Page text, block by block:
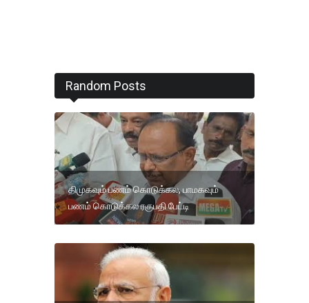
Random Posts
திமுகவும் பணம் கொடுக்கல, பாமகவும்
பணம் கொடுக்கல ரகுபதி பேட்டி